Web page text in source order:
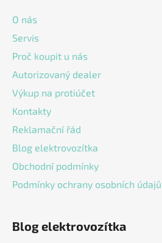
O nás
Servis
Proč koupit u nás
Autorizovaný dealer
Výkup na protiúčet
Kontakty
Reklamační řád
Blog elektrovozítka
Obchodní podmínky
Podmínky ochrany osobních údajů
Blog elektrovozítka